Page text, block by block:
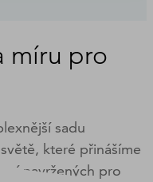
míru pro
sadu
které přinášíme
navržených pro